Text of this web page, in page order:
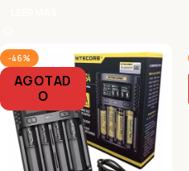
-46%
AGOTAD
O